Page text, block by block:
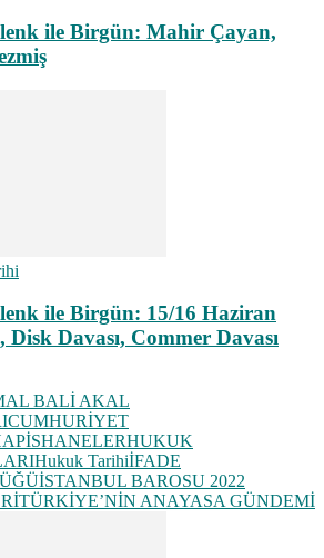
ile Birgün: Mahir Çayan,
ile Birgün: 15/16 Haziran
Disk Davası, Commer Davası
BALİ AKAL
CUMHURİYET
HUKUK
Hukuk TarihiİFADE
İSTANBUL BAROSU 2022
TÜRKİYE’NİN ANAYASA GÜNDEMİ